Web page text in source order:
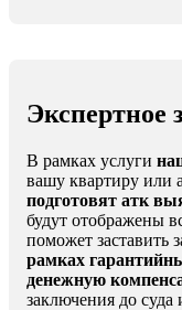
Экспертное
В рамках услуги
вашу квартиру или
подготовят атк
будут отображены
поможет заставить
рамках
денежную
заключения до суда